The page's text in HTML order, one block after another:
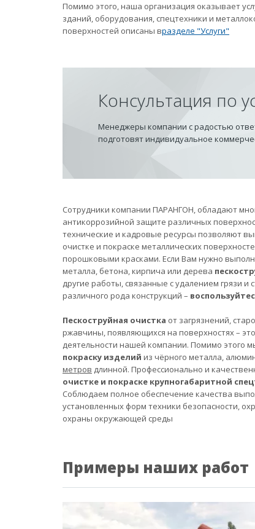
Помимо этого, наша организация оказывает
зданий, оборудования, спецтехники и
поверхностей описаны вразделе "Услуги"
Консультация по
Менеджеры компании с радостью
подготовят индивидуальное
Сотрудники компании ПАРАНГОН, обладают
антикоррозийной защите различных
технические и кадровые ресурсы позволяют
очистке и покраске металлических
порошковыми красками. Если Вам нужно
металла, бетона, кирпича или дерева
другие работы, связанные с удалением грязи и
различного рода конструкций –
Пескоструйная очистка от загрязнений,
ржавчины, появляющихся на поверхностях –
деятельности нашей компании. Помимо этого
покраску изделий из чёрного металла,
метров длинной. Профессионально и
очистке и покраске крупногабаритной
Соблюдаем полное обеспечение качества
установленных форм техники безопасности,
охраны окружающей среды
Примеры наших работ